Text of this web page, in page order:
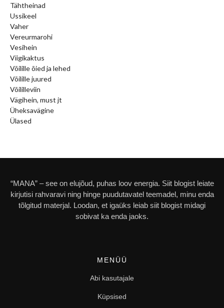
Tähtheinad
Ussikeel
Vaher
Vereurmarohi
Vesihein
Viigikaktus
Võilille õied ja lehed
Võilille juured
Võililleviin
Vägihein, must jt
Üheksavägine
Ülased
“MANA” – see on elujõud, puhas loov energia. Siit blogist leiate
kirjutisi rahvaravi ning hinge puudutavatel teemadel, minu enda
tõlgitud materjal. Loodan, et igaüks leiab siit blogist midagi
sobivat ka enda jaoks.
MENÜÜ
Abi kasutajale
Küpsised